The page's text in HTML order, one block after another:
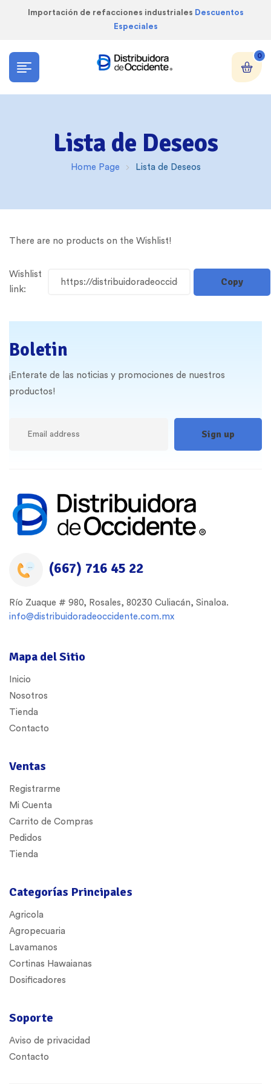
Importación de refacciones industriales Descuentos
Especiales
0
Lista de Deseos
Home Page Lista de Deseos
There are no products on the Wishlist!
Wishlist
link:
Boletin
¡Enterate de las noticias y promociones de nuestros
productos!
Mapa del Sitio
Inicio
Nosotros
Tienda
Contacto
Ventas
Registrarme
Mi Cuenta
Carrito de Compras
Pedidos
Tienda
Categorías Principales
Agricola
Agropecuaria
Lavamanos
Cortinas Hawaianas
Dosificadores
Soporte
Aviso de privacidad
Contacto
(667) 716 45 22
Río Zuaque # 980, Rosales, 80230 Culiacán, Sinaloa.
info@distribuidoradeoccidente.com.mx